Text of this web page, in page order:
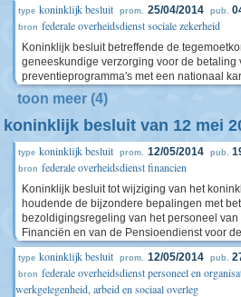
type koninklijk besluit prom. 25/04/2014 pub.
bron federale overheidsdienst sociale zekerheid
Koninklijk besluit betreffende de
geneeskundige verzorging voor de betaling
preventieprogramma's met een nationaal
toon meer (4)
koninklijk besluit van 12 mei
type koninklijk besluit prom. 12/05/2014 pub.
bron federale overheidsdienst financien
Koninklijk besluit tot wijziging van het
houdende de bijzondere bepalingen met
bezoldigingsregeling van het personeel
Financiën en van de Pensioendienst voor
type koninklijk besluit prom. 12/05/2014 pub.
bron federale overheidsdienst personeel en
werkgelegenheid, arbeid en sociaal overleg